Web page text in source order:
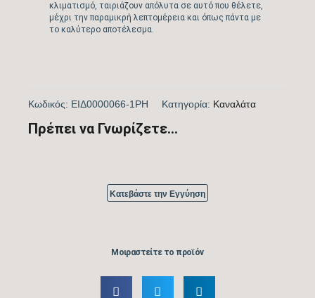
κλιματισμό, ταιριάζουν απόλυτα σε αυτό που θέλετε,
μέχρι την παραμικρή λεπτομέρεια και όπως πάντα με
το καλύτερο αποτέλεσμα.
Κωδικός: ΕΙΔ0000066-1PH Kατηγορία: Καναλάτα
Πρέπει να Γνωρίζετε...
Μοιραστείτε το προϊόν
Κατεβάστε την Εγγύηση
Ενεργειακή κλάση θέρμανσης (Μ/Ζ)
Βάθος εσωτερικής μονάδας (mm)
Υψος εξωτερικής μονάδας (mm)